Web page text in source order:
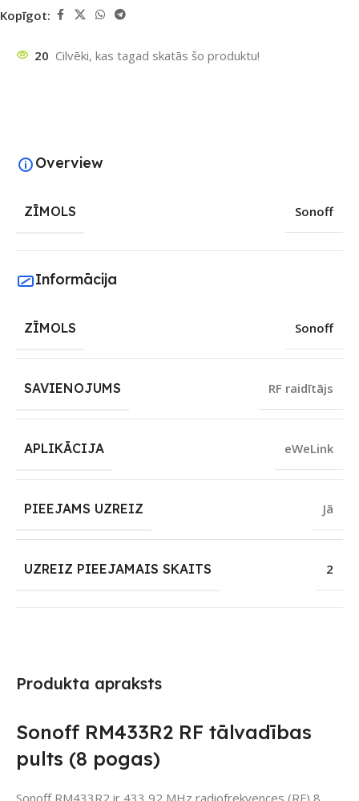
Kopīgot:
20 Cilvēki, kas tagad skatās šo produktu!
Produkta apraksts
Sonoff RM433R2 RF tālvadības
pults (8 pogas)
Overview
ZĪMOLS Sonoff
Informācija
ZĪMOLS Sonoff
SAVIENOJUMS RF raidītājs
APLIKĀCIJA eWeLink
PIEEJAMS UZREIZ Jā
UZREIZ PIEEJAMAIS SKAITS 2